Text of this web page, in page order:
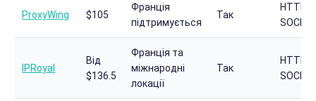
ProxyWing $105
Франція
підтримується
Так
HTTP,
IPRoyal
Від
$136.5
Франція та
міжнародні
локації
Так
HTTP,